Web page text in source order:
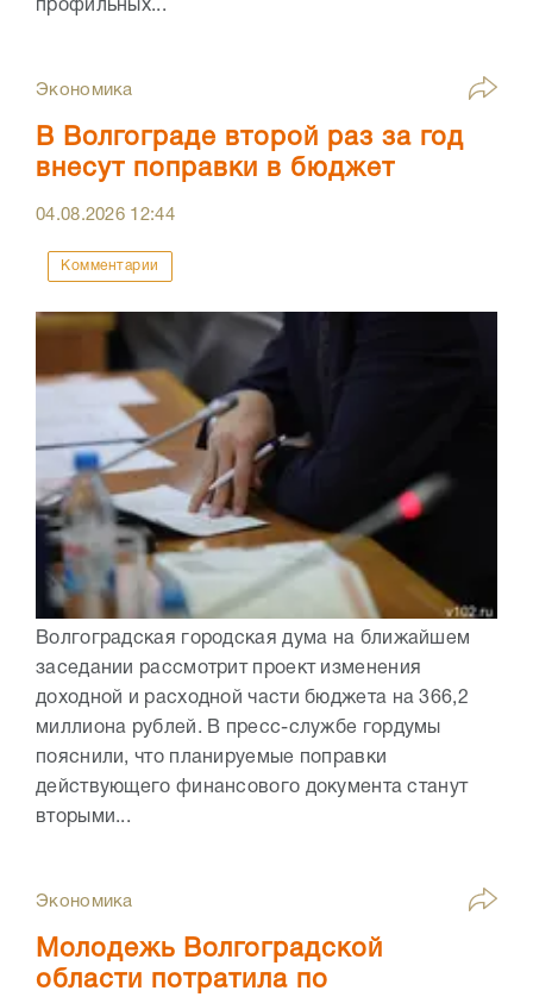
профильных...
Экономика
В Волгограде второй раз за год
внесут поправки в бюджет
04.08.2026 12:44
Комментарии
Волгоградская городская дума на ближайшем
заседании рассмотрит проект изменения
доходной и расходной части бюджета на 366,2
миллиона рублей. В пресс-службе гордумы
пояснили, что планируемые поправки
действующего финансового документа станут
вторыми...
Экономика
Молодежь Волгоградской
области потратила по